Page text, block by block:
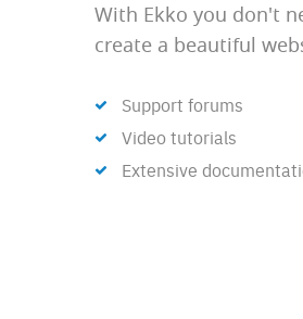
With Ekko you don't
create a beautiful
Support forums
Video tutorials
Extensive